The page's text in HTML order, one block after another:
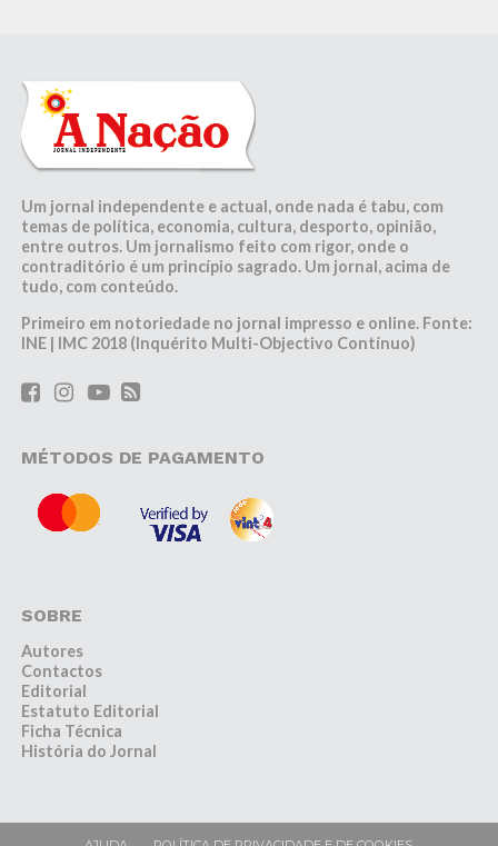
Um jornal independente e actual, onde nada é tabu, com
temas de política, economia, cultura, desporto, opinião,
entre outros. Um jornalismo feito com rigor, onde o
contraditório é um princípio sagrado. Um jornal, acima de
tudo, com conteúdo.
Primeiro em notoriedade no jornal impresso e online. Fonte:
INE | IMC 2018 (Inquérito Multi-Objectivo Contínuo)
MÉTODOS DE PAGAMENTO
SOBRE
Autores
Contactos
Editorial
Estatuto Editorial
Ficha Técnica
História do Jornal